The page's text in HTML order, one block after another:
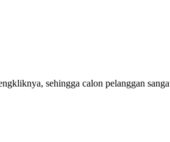
sehingga calon pelanggan